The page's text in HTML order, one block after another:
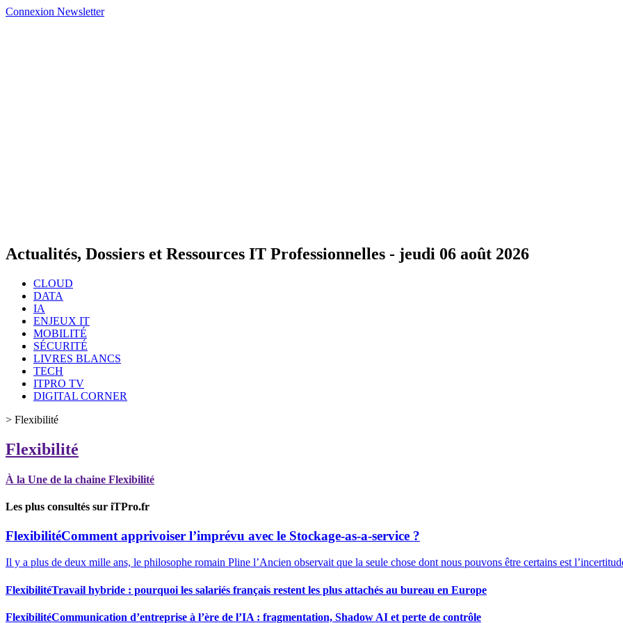
Connexion Newsletter
Actualités, Dossiers et Ressources IT Professionnelles - jeudi 06 août 2026
CLOUD
DATA
IA
ENJEUX IT
MOBILITÉ
SÉCURITÉ
LIVRES BLANCS
TECH
ITPRO TV
DIGITAL CORNER
> Flexibilité
Flexibilité
À la Une de la chaine Flexibilité
Les plus consultés sur iTPro.fr
FlexibilitéComment apprivoiser l’imprévu avec le Stockage-as-a-service ?
Il y a plus de deux mille ans, le philosophe romain Pline l’Ancien observait que la seule chose dont nous pouvons être certains est
FlexibilitéTravail hybride : pourquoi les salariés français restent les plus attachés au bureau en Europe
FlexibilitéCommunication d’entreprise à l’ère de l’IA : fragmentation, Shadow AI et perte de contrôle